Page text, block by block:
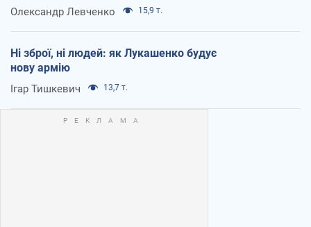
Олександр Левченко 15,9 т.
Ні зброї, ні людей: як Лукашенко будує
нову армію
Ігар Тишкевич 13,7 т.